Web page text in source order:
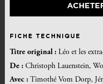
FICHE TECHNIQUE
Titre original : Léo et les
De : Christoph Lauenstein,
Avec : Timothé Vom Dorp,